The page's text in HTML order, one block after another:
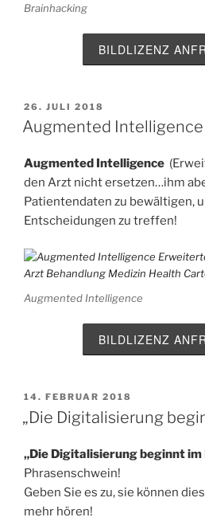
Brainhacking
BILDLIZENZ
VERÖFFENTLICHT
AM
26. JULI 2018
Augmented Intelligence
Augmented Intelligence
den Arzt nicht ersetzen…ihm
Patientendaten zu bewältigen,
Entscheidungen zu treffen!
Augmented Intelligence
BILDLIZENZ
VERÖFFENTLICHT
AM
14. FEBRUAR 2018
„Die Digitalisierung
„Die Digitalisierung beginnt im
Phrasenschwein!
Geben Sie es zu, sie können
mehr hören!